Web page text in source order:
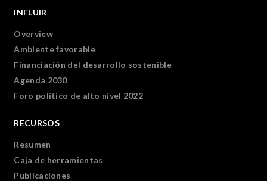
INFLUIR
Overview
Ambiente favorable
Financiación del desarrollo sostenible
Agenda 2030
Foro político de alto nivel 2022
RECURSOS
Resumen
Caja de herramientas
Publicaciones